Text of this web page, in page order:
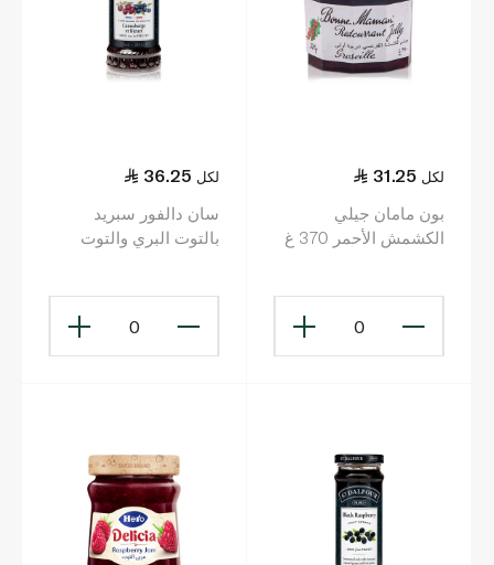
31.25 لكل
بون مامان جيلي
الكشمش الأحمر 370 غ
0
36.25 لكل
سان دالفور سبريد
بالتوت البري والتوت
0